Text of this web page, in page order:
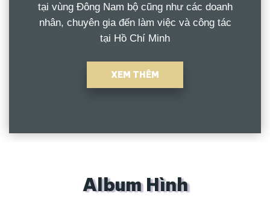
tại vùng Đông Nam bộ cũng như các doanh
nhân, chuyên gia đến làm việc và công tác
tại Hồ Chí Minh
XEM THÊM
Album Hình